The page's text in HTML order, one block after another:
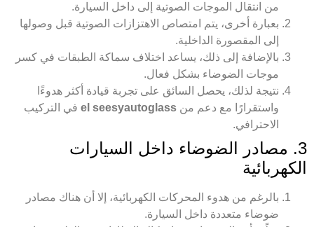
من انتقال الموجات الصوتية إلى داخل السيارة.
بعبارة أخرى، يتم امتصاص الاهتزازات الصوتية قبل وصولها
إلى المقصورة الداخلية.
بالإضافة إلى ذلك، يساعد اختلاف سماكة الطبقات في كسر
موجات الضوضاء بشكل فعال.
نتيجة لذلك، يحصل السائق على تجربة قيادة أكثر هدوءًا
واستقرارًا مع دعم من el seesyautoglass في التركيب
الاحترافي.
3. مصادر الضوضاء داخل السيارات
الكهربائية
بالرغم من هدوء المحركات الكهربائية، إلا أن هناك مصادر
ضوضاء متعددة داخل السيارة.